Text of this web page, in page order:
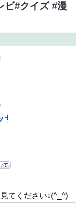
#クイズ #漫
てください↓(^_^)